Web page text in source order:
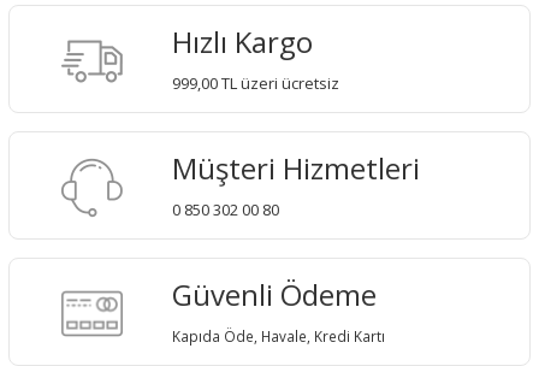
Hızlı Kargo
999,00 TL üzeri ücretsiz
Müşteri Hizmetleri
0 850 302 00 80
Güvenli Ödeme
Kapıda Öde, Havale, Kredi Kartı